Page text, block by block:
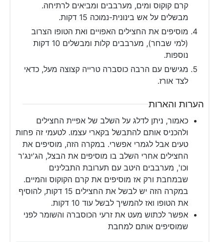
קרם קוקוס ומים, מערבבים ומביאים לרתיחה.
מבשלים על אש בינונית-נמוכה 15 דקות.
מוסיפים את החצילים האפויים ואת הטופו הצרוב
(למי שבחר), מערבבים קלות ומבשלים 10 דקות
נוספות.
מגישים עם הרבה כוסברה טרייה קצוצה מעל, כדאי
לצד אורז.
הערות והארות
כאמור, ניתן לדלג על השלב של אפיית החצילים
ולהכניס אותם להתבשל בקארי עצמו. לטעמי זה פחות
טעים אבל לגמרי אפשרי. במקרה הזה, מוסיפים את
החצילים אחרי השלב בו מוסיפים את הבצל, הג'ינג'ר
וכו', מערבבים היטב עם תערובת התבלינים
שבמחבת ורק אז מוסיפים את קרם הקוקוס והמיים.
במקרה הזה יש לבשל את החצילים 15 דקות, להוסיף
את הטופו ואז להמשיך לבשל עוד 10 דקות.
אפשר לכתוש מעט את זרעי הכוסברה והשומר לפני
שמוסיפים אותם למחבת